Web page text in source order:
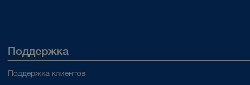
Поддержка
Поддержка клиентов